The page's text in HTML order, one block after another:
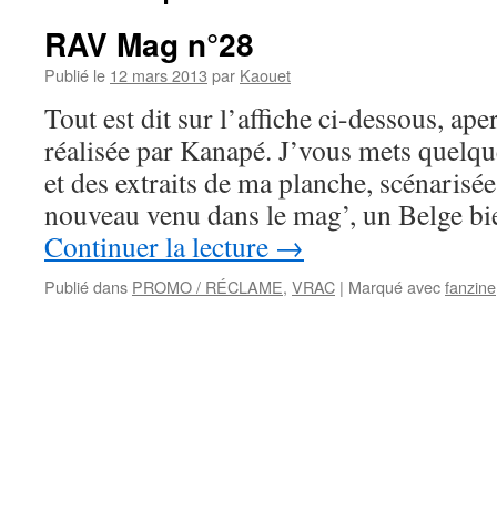
RAV Mag n°28
Publié le 12 mars 2013 par Kaouet
Tout est dit sur l’affiche ci-dessous,
réalisée par Kanapé. J’vous mets
et des extraits de ma planche,
nouveau venu dans le mag’, un Belge
Continuer la lecture →
Publié dans PROMO / RÉCLAME, VRAC | Marqué avecfanzine